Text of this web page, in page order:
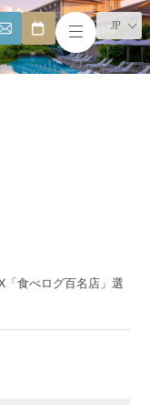
JP
「食べログ百名店」選